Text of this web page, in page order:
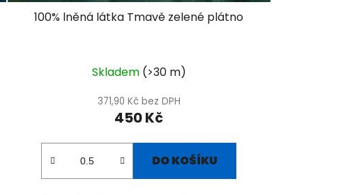
100% lněná látka Tmavě zelené plátno
Skladem (>30 m)
371,90 Kč bez DPH
450 Kč
DO KOŠÍKU